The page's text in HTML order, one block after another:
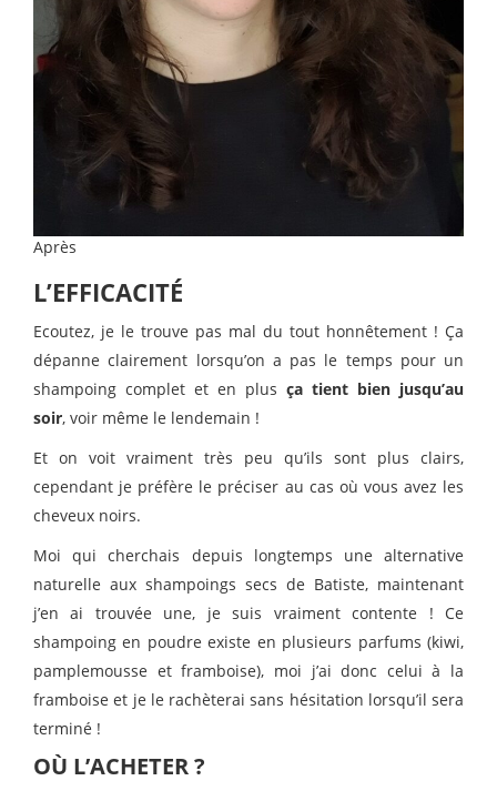
Après
L’EFFICACITÉ
Ecoutez, je le trouve pas mal du tout honnêtement ! Ça
dépanne clairement lorsqu’on a pas le temps pour un
shampoing complet et en plus ça tient bien jusqu’au
soir, voir même le lendemain !
Et on voit vraiment très peu qu’ils sont plus clairs,
cependant je préfère le préciser au cas où vous avez les
cheveux noirs.
Moi qui cherchais depuis longtemps une alternative
naturelle aux shampoings secs de Batiste, maintenant
j’en ai trouvée une, je suis vraiment contente ! Ce
shampoing en poudre existe en plusieurs parfums (kiwi,
pamplemousse et framboise), moi j’ai donc celui à la
framboise et je le rachèterai sans hésitation lorsqu’il sera
terminé !
OÙ L’ACHETER ?